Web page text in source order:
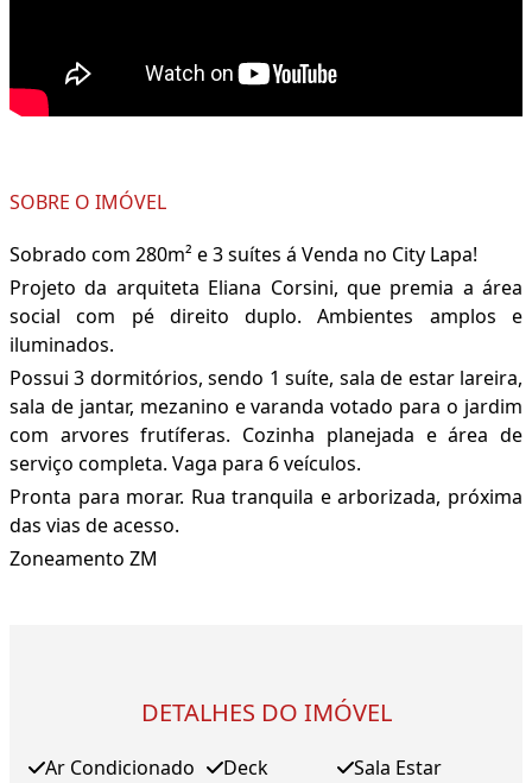
SOBRE O IMÓVEL
Sobrado com 280m² e 3 suítes á Venda no City Lapa!
Projeto da arquiteta Eliana Corsini, que premia a área
social com pé direito duplo. Ambientes amplos e
iluminados.
Possui 3 dormitórios, sendo 1 suíte, sala de estar lareira,
sala de jantar, mezanino e varanda votado para o jardim
com arvores frutíferas. Cozinha planejada e área de
serviço completa. Vaga para 6 veículos.
Pronta para morar. Rua tranquila e arborizada, próxima
das vias de acesso.
Zoneamento ZM
DETALHES DO IMÓVEL
Ar Condicionado
Deck
Sala Estar